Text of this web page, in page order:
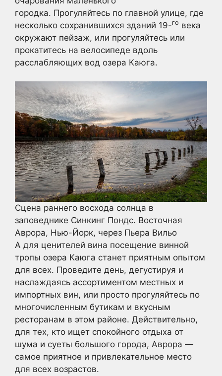
городка. Прогуляйтесь по главной улице, где
несколько сохранившихся зданий 19-го века
окружают пейзаж, или прогуляйтесь или
прокатитесь на велосипеде вдоль
расслабляющих вод озера Каюга.
Сцена раннего восхода солнца в
заповеднике Синкинг Пондс. Восточная
Аврора, Нью-Йорк, через Пьера Вильо
А для ценителей вина посещение винной
тропы озера Каюга станет приятным опытом
для всех. Проведите день, дегустируя и
наслаждаясь ассортиментом местных и
импортных вин, или просто прогуляйтесь по
многочисленным бутикам и вкусным
ресторанам в этом районе. Действительно,
для тех, кто ищет спокойного отдыха от
шума и суеты большого города, Аврора —
самое приятное и привлекательное место
для всех возрастов.